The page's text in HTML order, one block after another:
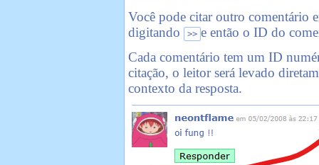
Você pode citar outro comentário
digitando
>> e então o ID do
Cada comentário tem um ID
citação, o leitor será levado
contexto da resposta.